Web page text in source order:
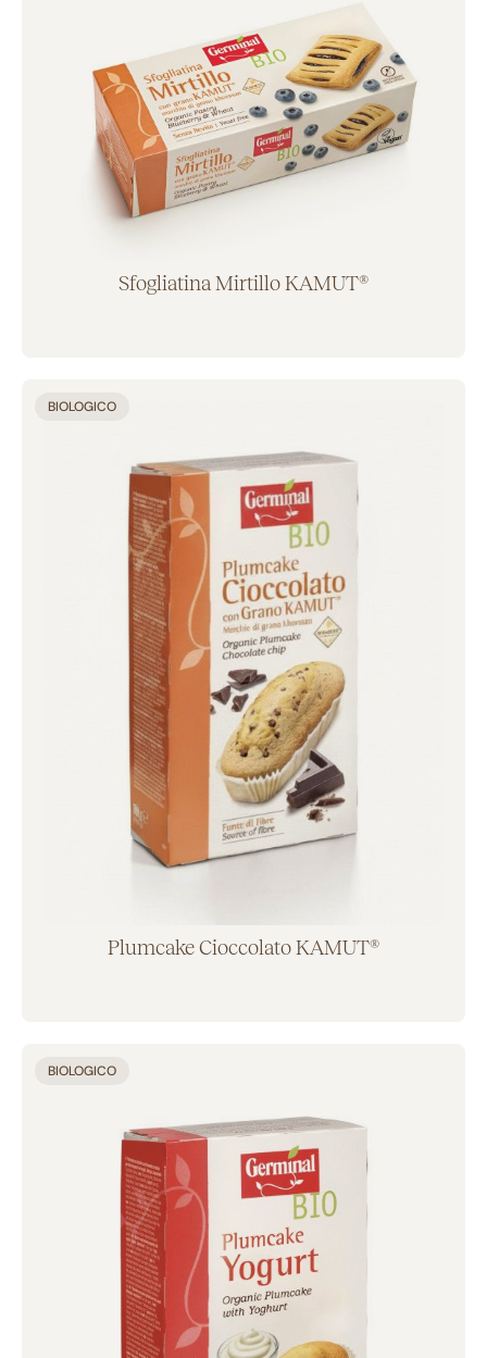
Sfogliatina Mirtillo KAMUT®
BIOLOGICO
Plumcake Cioccolato KAMUT®
BIOLOGICO